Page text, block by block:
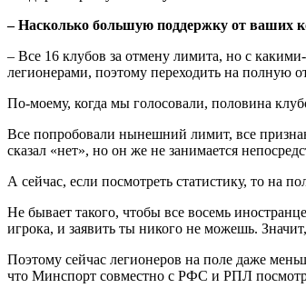
– Насколько большую поддержку от ваших
– Все 16 клубов за отмену лимита, но с
легионерами, поэтому переходить на полную
По-моему, когда мы голосовали, половина
Все попробовали нынешний лимит, все
сказал «нет», но он же не занимается
А сейчас, если посмотреть статистику, то на
Не бывает такого, чтобы все восемь
игрока, и заявить ты никого не можешь.
Поэтому сейчас легионеров на поле даже
что Минспорт совместно с РФС и РПЛ